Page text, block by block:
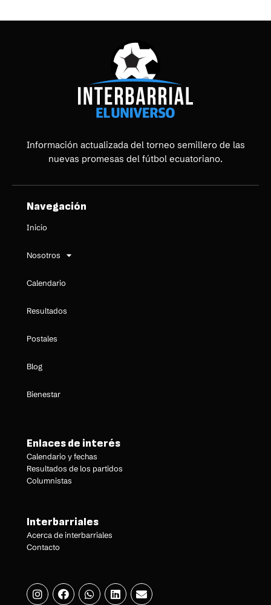
Información actualizada del torneo semillero de las
nuevas promesas del fútbol ecuatoriano.
Navegación
Inicio
Nosotros
Calendario
Resultados
Postales
Blog
Bienestar
Enlaces de interés
Calendario y fechas
Resultados de los partidos
Columnistas
Interbarriales
Acerca de interbarriales
Contacto